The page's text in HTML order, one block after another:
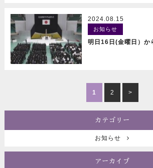
READ MORE
2024.08.15
お知らせ
明日16日(金曜日）か
1 2 >
カテゴリー
お知らせ
アーカイブ